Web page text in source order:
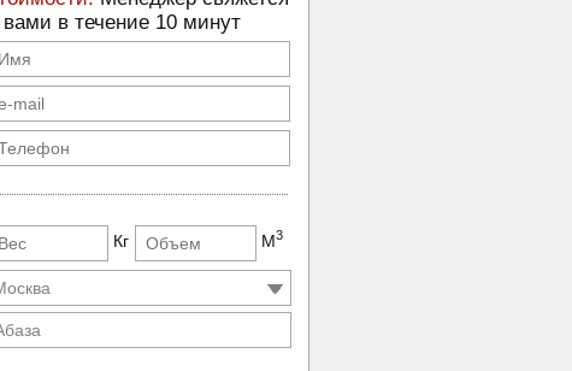
в течение 10 минут
Кг М3